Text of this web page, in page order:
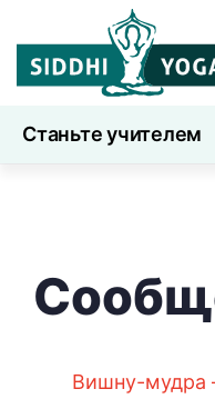
Станьте учителем
Вишну-мудра